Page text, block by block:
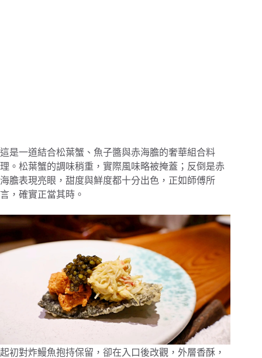
這是一道結合松葉蟹、魚子醬與赤海膽的奢華組合料
理。松葉蟹的調味稍重，實際風味略被掩蓋；反倒是赤
海膽表現亮眼，甜度與鮮度都十分出色，正如師傅所
言，確實正當其時。
起初對炸鰻魚抱持保留，卻在入口後改觀，外層香酥，